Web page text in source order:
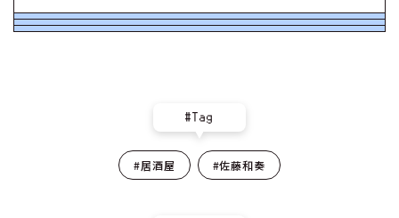
#Tag
#居酒屋 #佐藤和奏